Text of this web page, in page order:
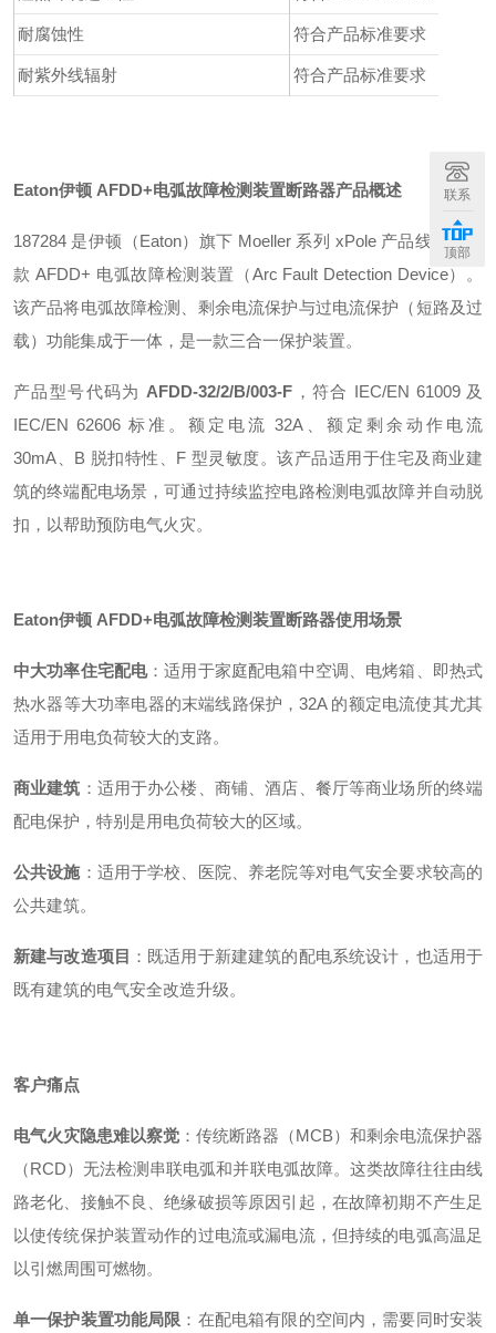
耐腐蚀性 符合产品标准要求
耐紫外线辐射 符合产品标准要求
Eaton伊顿 AFDD+电弧故障检测装置断路器产品概述
187284 是伊顿（Eaton）旗下 Moeller 系列 xPole 产品线中的一
款 AFDD+ 电弧故障检测装置（Arc Fault Detection Device）。
该产品将电弧故障检测、剩余电流保护与过电流保护（短路及过
载）功能集成于一体，是一款三合一保护装置。
产品型号代码为 AFDD-32/2/B/003-F ，符合 IEC/EN 61009 及
IEC/EN 62606 标准 。额定电流 32A、额定剩余动作电流
30mA、B 脱扣特性、F 型灵敏度。该产品适用于住宅及商业建
筑的终端配电场景，可通过持续监控电路检测电弧故障并自动脱
扣，以帮助预防电气火灾。
Eaton伊顿 AFDD+电弧故障检测装置断路器使用场景
中大功率住宅配电：适用于家庭配电箱中空调、电烤箱、即热式
热水器等大功率电器的末端线路保护，32A 的额定电流使其尤其
适用于用电负荷较大的支路。
商业建筑 ：适用于办公楼、商铺、酒店、餐厅等商业场所的终端
配电保护，特别是用电负荷较大的区域。
公共设施：适用于学校、医院、养老院等对电气安全要求较高的
公共建筑。
新建与改造项目 ：既适用于新建建筑的配电系统设计，也适用于
既有建筑的电气安全改造升级。
客户痛点
电气火灾隐患难以察觉 ：传统断路器（MCB）和剩余电流保护器
（RCD）无法检测串联电弧和并联电弧故障。这类故障往往由线
路老化、接触不良、绝缘破损等原因引起，在故障初期不产生足
以使传统保护装置动作的过电流或漏电流，但持续的电弧高温足
以引燃周围可燃物。
单一保护装置功能局限 ：在配电箱有限的空间内，需要同时安装
联系
顶部